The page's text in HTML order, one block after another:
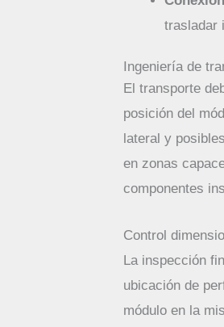
trasladar
Ingeniería de
El transporte
posición del
lateral y
en zonas
componentes
Control
La inspección
ubicación de
módulo en la